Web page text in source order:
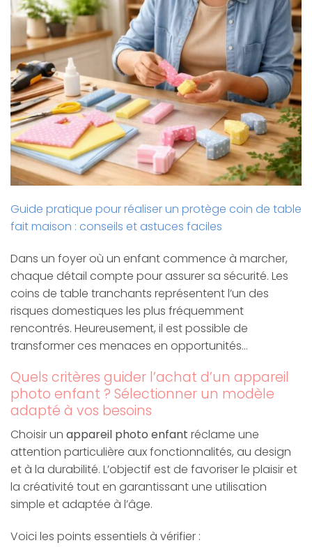
Guide pratique pour réaliser un protège coin de table
fait maison : conseils et astuces faciles
Dans un foyer où un enfant commence à marcher,
chaque détail compte pour assurer sa sécurité. Les
coins de table tranchants représentent l’un des
risques domestiques les plus fréquemment
rencontrés. Heureusement, il est possible de
transformer ces menaces en opportunités…
Quels critères guider l’achat d’un appareil
photo enfant ? Sélectionner un modèle
adapté à vos besoins
Choisir un appareil photo enfant réclame une
attention particulière aux fonctionnalités, au design
et à la durabilité. L’objectif est de favoriser le plaisir et
la créativité tout en garantissant une utilisation
simple et adaptée à l’âge.
Voici les points essentiels à vérifier :